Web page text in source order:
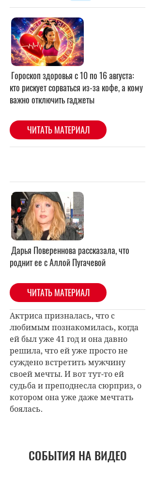
Дарья Повереннова рассказала, что
роднит ее с Аллой Пугачевой
ЧИТАТЬ МАТЕРИАЛ
Актриса призналась, что с
любимым познакомилась, когда
ей был уже 41 год и она давно
решила, что ей уже просто не
суждено встретить мужчину
своей мечты. И вот тут-то ей
судьба и преподнесла сюрприз, о
котором она уже даже мечтать
боялась.
СОБЫТИЯ НА ВИДЕО